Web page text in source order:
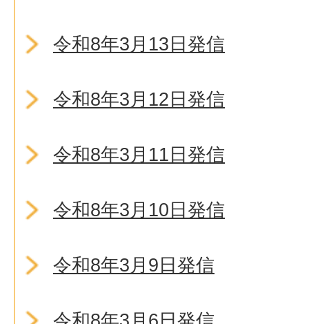
令和8年3月13日発信
令和8年3月12日発信
令和8年3月11日発信
令和8年3月10日発信
令和8年3月9日発信